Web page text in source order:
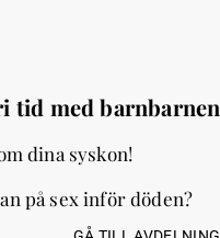
tid med barnbarnen
dina syskon!
på sex inför döden?